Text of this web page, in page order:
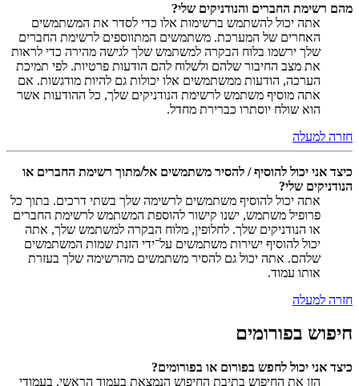
מהם רשימת החברים והנודניקים שלי?
אתה יכול להשתמש ברשימות אלו כדי לסדר את המשתמשים
האחרים של המערכת. משתמשים המתווספים לרשימת החברים
שלך ירשמו בלוח הבקרה למשתמש שלך לגישה מהירה כדי לראות
את מצב החיבור שלהם ולשלוח להם הודעות פרטיות. לפי תמיכת
הערכה, הודעות ממשתמשים אלו יכולות גם להיות מודגשות. אם
אתה מוסיף משתמש לרשימת הנודניקים שלך, כל ההודעות אשר
הוא שולח יוסתרו כברירת מחדל.
חזרה למעלה
כיצד אני יכול להוסיף / להסיר משתמשים אל/מתוך רשימת החברים או
הנודניקים שלי?
אתה יכול להוסיף משתמשים לרשימה שלך בשתי דרכים. בתוך כל
פרופיל משתמש, ישנו קישור להוספת המשתמש לרשימת החברים
או הנודניקים שלך. לחלופין, מלוח הבקרה למשתמש שלך, אתה
יכול להוסיף ישירות משתמשים על־ידי הזנת שמות המשתמשים
שלהם. אתה יכול גם להסיר משתמשים מהרשימה שלך בעזרת
אותו עמוד.
חזרה למעלה
חיפוש בפורומים
כיצד אני יכול לחפש בפורום או בפורומים?
הזן את החיפוש בתיבת החיפוש הנמצאת בעמוד הראשי, בעמודי